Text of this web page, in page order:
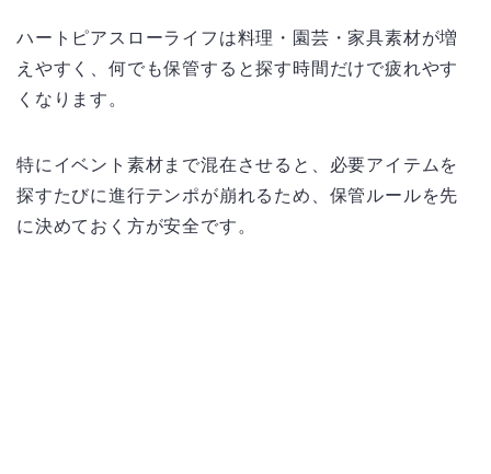
ハートピアスローライフは料理・園芸・家具素材が増
えやすく、何でも保管すると探す時間だけで疲れやす
くなります。
特にイベント素材まで混在させると、必要アイテムを
探すたびに進行テンポが崩れるため、保管ルールを先
に決めておく方が安全です。